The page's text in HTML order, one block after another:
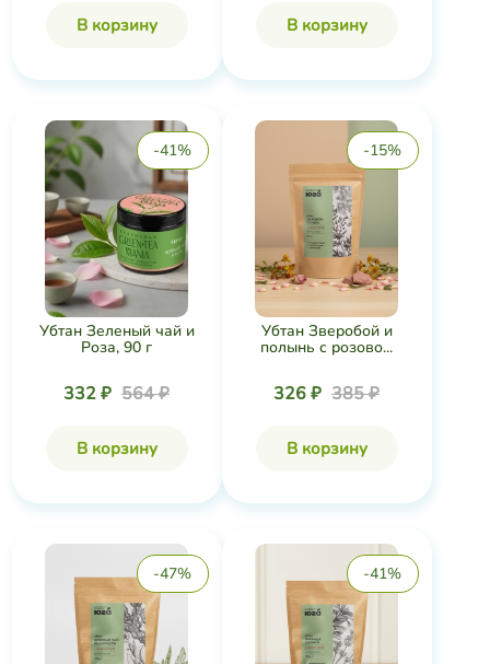
В корзину В корзину
-41%
Убтан Зеленый чай и
Роза, 90 г
332 ₽ 564 ₽
В корзину
-15%
Убтан Зверобой и
полынь с розово...
326 ₽ 385 ₽
В корзину
-47% -41%